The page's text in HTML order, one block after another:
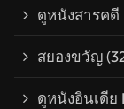
ดูหนังสารคดี
สยองขวัญ
ดูหนังอินเดีย